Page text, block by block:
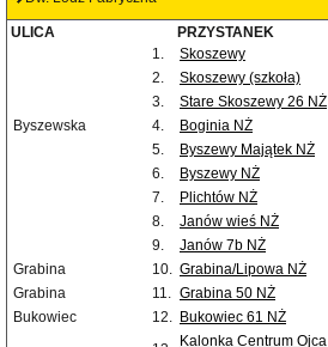
ULICA PRZYSTANEK
1.
Skoszewy
2.
Skoszewy (szkoła)
3.
Stare Skoszewy 26 NŻ
Byszewska
4. Boginia NŻ
5.
Byszewy Majątek NŻ
6.
Byszewy NŻ
7.
Plichtów NŻ
8.
Janów wieś NŻ
9.
Janów 7b NŻ
Grabina
10. Grabina/Lipowa NŻ
Grabina
11. Grabina 50 NŻ
Bukowiec
12. Bukowiec 61 NŻ
Kalonka Centrum Ojca